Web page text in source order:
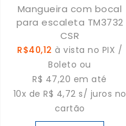
Mangueira com bocal
para escaleta TM3732
CSR
R$40,12 à vista no PIX /
Boleto ou
R$ 47,20 em até
10x de R$ 4,72 s/ juros no
cartão